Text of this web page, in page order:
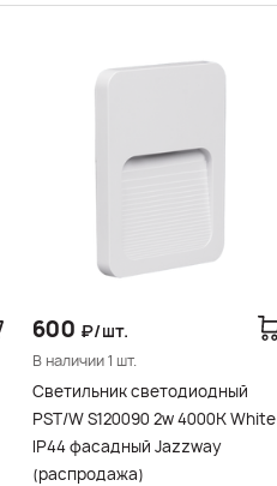
600 ₽/шт.
В наличии 1 шт.
Светильник светодиодный
PST/W S120090 2w 4000K White
IP44 фасадный Jazzway
(распродажа)